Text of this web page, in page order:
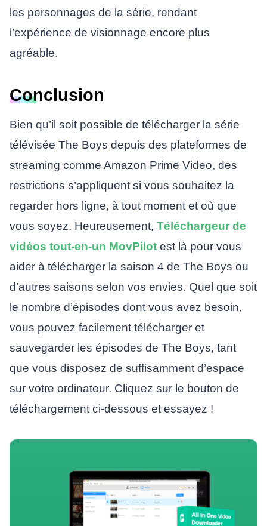
les personnages de la série, rendant
l’expérience de visionnage encore plus
agréable.
Conclusion
Bien qu’il soit possible de télécharger la série
télévisée The Boys depuis des plateformes de
streaming comme Amazon Prime Video, des
restrictions s’appliquent si vous souhaitez la
regarder hors ligne, à tout moment et où que
vous soyez. Heureusement, Téléchargeur de
vidéos tout-en-un MovPilotest là pour vous
aider à télécharger la saison 4 de The Boys ou
d’autres saisons selon vos envies. Quel que soit
le nombre d’épisodes dont vous avez besoin,
vous pouvez facilement télécharger et
sauvegarder les épisodes de The Boys, tant
que vous disposez de suffisamment d’espace
sur votre ordinateur. Cliquez sur le bouton de
téléchargement ci-dessous et essayez !